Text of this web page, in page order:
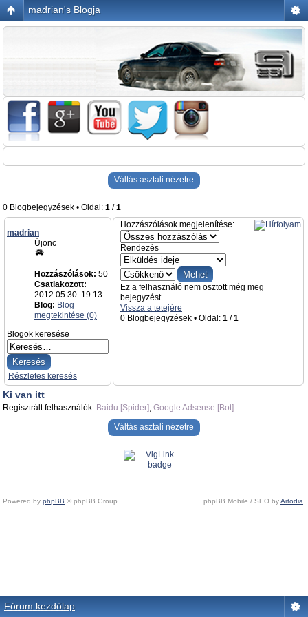
madrian's Blogja
Váltás asztali nézetre
0 Blogbejegyzések • Oldal: 1 /1
madrian
Újonc
Hozzászólások: 50
Csatlakozott:
2012.05.30. 19:13
Blog: Blog
megtekintése (0)
Blogok keresése
Részletes keresés
Hozzászólások megjelenítése:
Rendezés
Ez a felhasználó nem osztott még meg
bejegyzést.
Vissza a tetejére
0 Blogbejegyzések • Oldal: 1 /1
Ki van itt
Regisztrált felhasználók: Baidu [Spider], Google Adsense [Bot]
Váltás asztali nézetre
Powered by phpBB © phpBB Group. phpBB Mobile / SEO byArtodia
Fórum kezdőlap